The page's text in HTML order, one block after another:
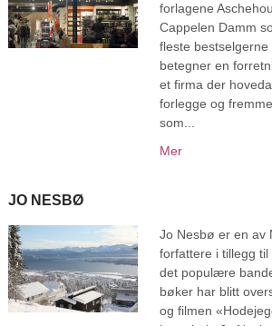
forlagene
Cappelen Damm
fleste
betegner en
et firma der
forlegge og
som...
Mer
JO NESBØ
Jo Nesbø er en av
forfattere i tillegg
det populære
bøker har blitt
og filmen